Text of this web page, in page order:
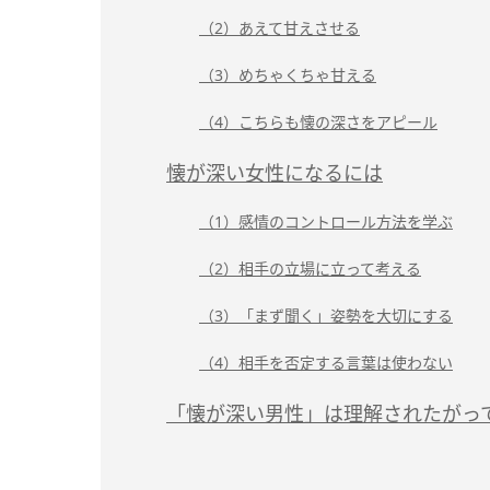
（2）あえて甘えさせる
（3）めちゃくちゃ甘える
（4）こちらも懐の深さをアピール
懐が深い女性になるには
（1）感情のコントロール方法を学ぶ
（2）相手の立場に立って考える
（3）「まず聞く」姿勢を大切にする
（4）相手を否定する言葉は使わない
「懐が深い男性」は理解されたがっ